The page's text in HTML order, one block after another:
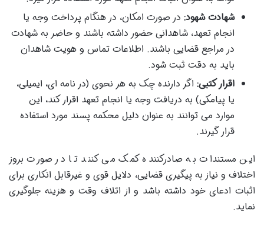
شهادت شهود: در صورت امکان، در هنگام پرداخت وجه یا
انجام تعهد، شاهدانی حضور داشته باشند و حاضر به شهادت
در مراجع قضایی باشند. اطلاعات تماس و هویت شاهدان
باید به دقت ثبت شود.
اقرار کتبی: اگر دارنده چک به هر نحوی (در نامه ای، ایمیلی،
یا پیامکی) به دریافت وجه یا انجام تعهد اقرار کند، این
موارد می توانند به عنوان دلیل محکمه پسند مورد استفاده
قرار گیرند.
این مستندات به صادرکننده کمک می کنند تا در صورت بروز
اختلاف و نیاز به پیگیری قضایی، دلایل قوی و غیرقابل انکاری برای
اثبات ادعای خود داشته باشد و از اتلاف وقت و هزینه جلوگیری
نماید.